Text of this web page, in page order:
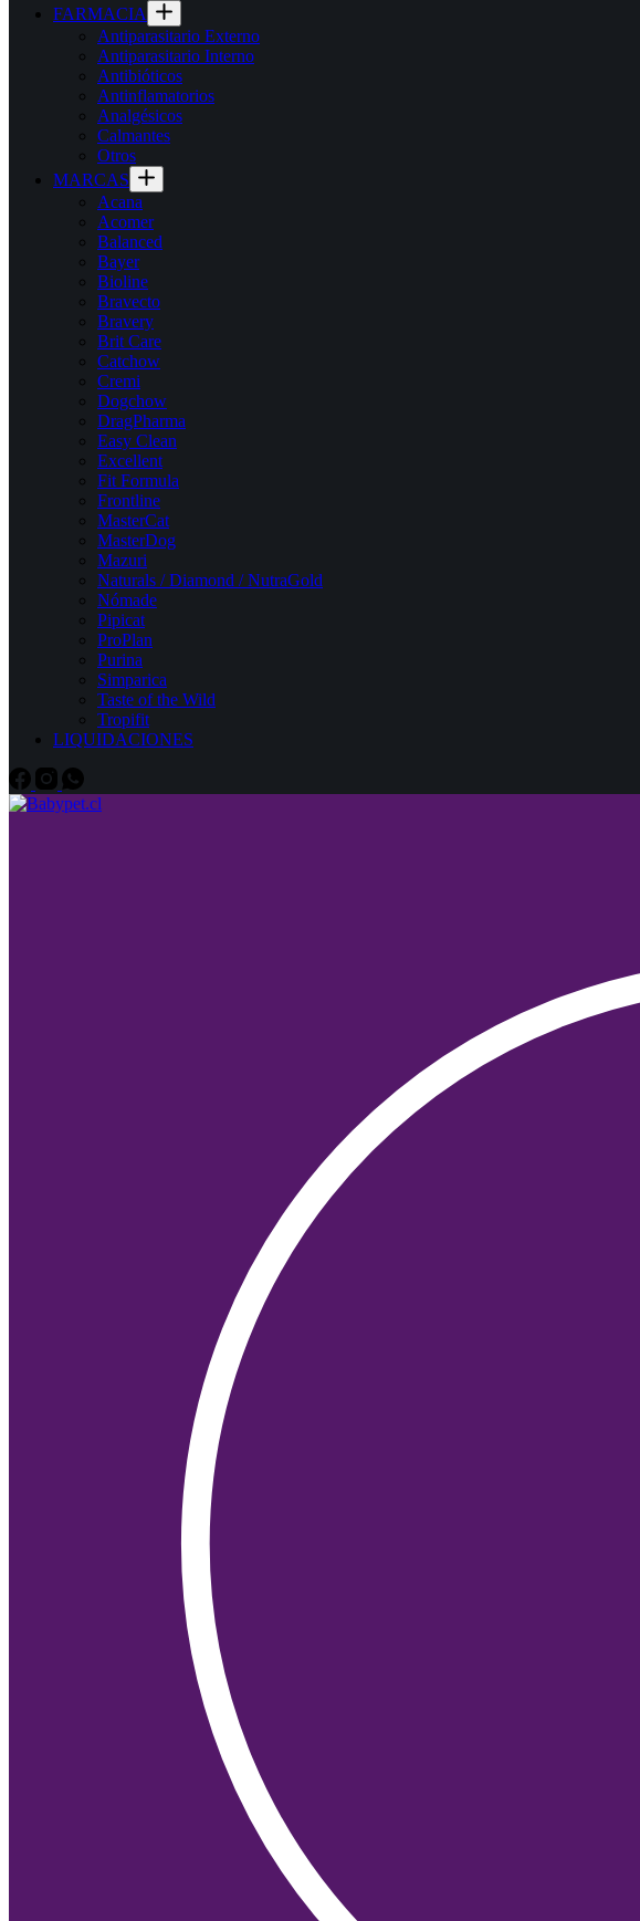
FARMACIA
Antiparasitario Externo
Antiparasitario Interno
Antibióticos
Antinflamatorios
Analgésicos
Calmantes
Otros
MARCAS
Acana
Acomer
Balanced
Bayer
Bioline
Bravecto
Bravery
Brit Care
Catchow
Cremi
Dogchow
DragPharma
Easy Clean
Excellent
Fit Formula
Frontline
MasterCat
MasterDog
Mazuri
Naturals / Diamond / NutraGold
Nómade
Pipicat
ProPlan
Purina
Simparica
Taste of the Wild
Tropifit
LIQUIDACIONES